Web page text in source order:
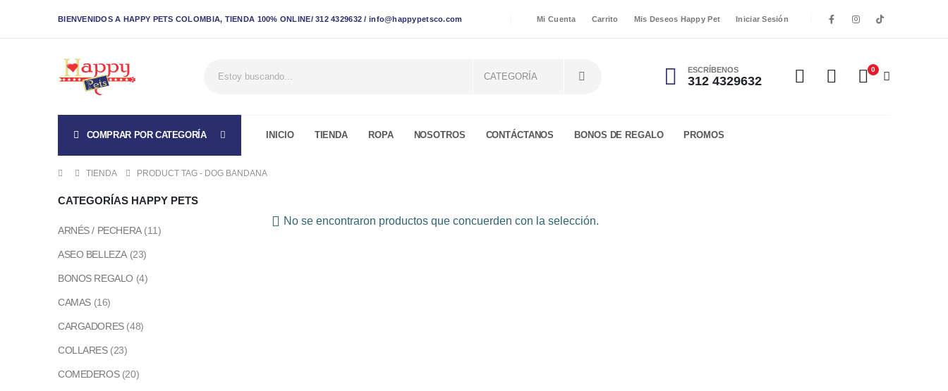
BIENVENIDOS A HAPPY PETS COLOMBIA, TIENDA 100% ONLINE/ 312 4329632 / info@happypetsco.com Mi Cuenta Carrito Mis Deseos Happy Pet Iniciar Sesión
ESCRÍBENOS
312 4329632
0
COMPRAR POR CATEGORÍA INICIO TIENDA ROPA NOSOTROS CONTÁCTANOS BONOS DE REGALO PROMOS
TIENDA PRODUCT TAG - DOG BANDANA
No se encontraron productos que concuerden con la selección.
CATEGORÍAS HAPPY PETS
ARNÉS / PECHERA (11)
ASEO BELLEZA (23)
BONOS REGALO (4)
CAMAS (16)
CARGADORES (48)
COLLARES (23)
COMEDEROS (20)